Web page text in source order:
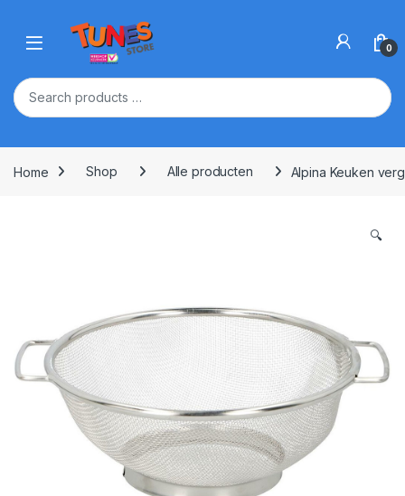
Open 0
Home Shop Alle producten Alpina Keuken
🔍